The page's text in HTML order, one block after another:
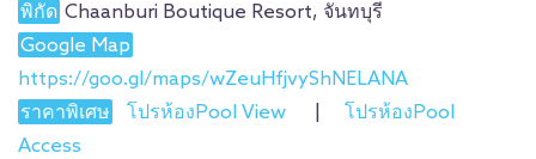
พิกัด Chaanburi Boutique Resort, จันทบุรี
Google Map
https://goo.gl/maps/wZeuHfjvyShNELANA
ราคาพิเศษ
โปรห้องPool View
โปรห้องPool
Access